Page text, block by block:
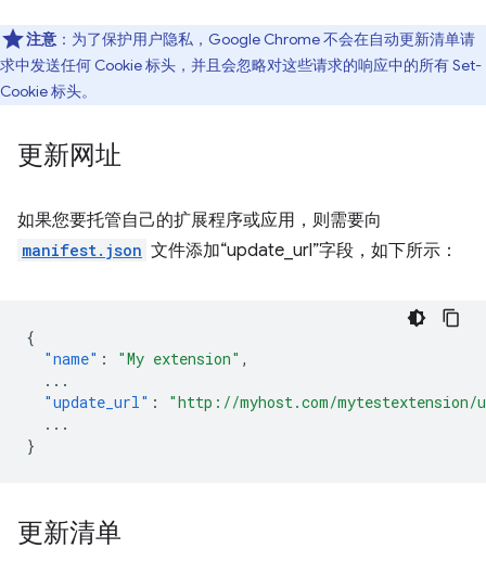
注意 ：为了保护用户隐私，Google Chrome 不会在自动更新清单请
求中发送任何 Cookie 标头，并且会忽略对这些请求的响应中的所有 Set-
Cookie 标头。
更新网址
如果您要托管自己的扩展程序或应用，则需要向
manifest.json 文件添加“update_url”字段，如下所示：
{
"name" : "My extension" ,
...
"update_url" :
"http://myhost.com/mytestextension/
...
}
更新清单